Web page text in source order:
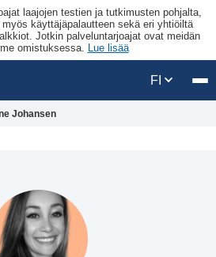
laajojen testien ja tutkimusten pohjalta,
käyttäjäpalautteen sekä eri yhtiöiltä
Jotkin palveluntarjoajat ovat meidän
omistuksessa. Lue lisää
FI
Johansen